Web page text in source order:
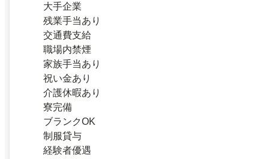
大手企業
残業手当あり
交通費支給
職場内禁煙
家族手当あり
祝い金あり
介護休暇あり
寮完備
ブランクOK
制服貸与
経験者優遇